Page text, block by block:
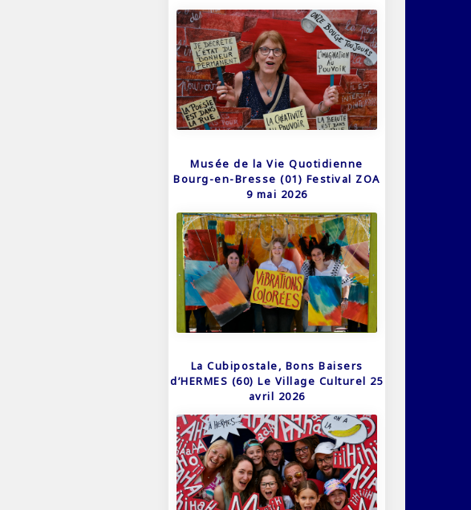
Musée de la Vie Quotidienne
Bourg-en-Bresse (01) Festival ZOA
9 mai 2026
La Cubipostale, Bons Baisers
d’HERMES (60) Le Village Culturel 25
avril 2026